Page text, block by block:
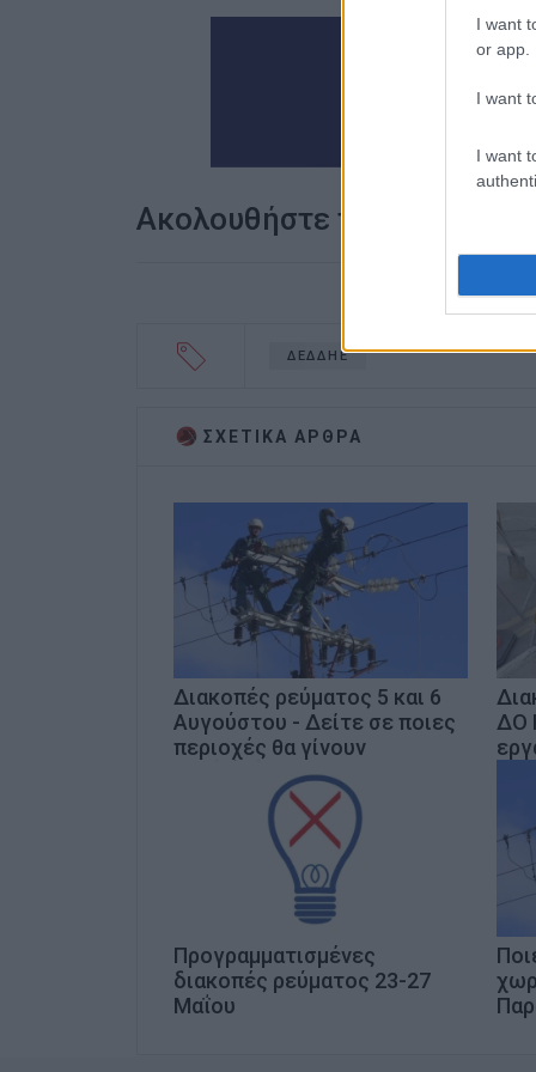
I want
or app.
I want
I want
Ακολουθήστε το enimerosi
ΔΕΔΔΗΕ
ΣΧΕΤΙΚA AΡΘΡΑ
Διακοπές ρεύματος 5 και 6
Αυγούστου - Δείτε σε ποιες
περιοχές θα γίνουν
ΔΟ
Προγραμματισμένες
διακοπές ρεύματος 23-27
Μαΐου